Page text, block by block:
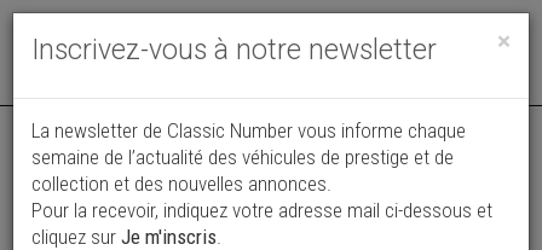
Toggle
×
Inscrivez-vous à notre newsletter
La newsletter de Classic Number vous informe chaque
semaine de l’actualité des véhicules de prestige et de
collection et des nouvelles annonces.
Pour la recevoir, indiquez votre adresse mail ci-dessous et
cliquez sur Je m'inscris.